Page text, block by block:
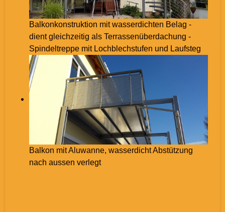
Balkonkonstruktion mit wasserdichten Belag -
dient gleichzeitig als Terrassenüberdachung -
Spindeltreppe mit Lochblechstufen und Laufsteg
Balkon mit Aluwanne, wasserdicht Abstützung
nach aussen verlegt